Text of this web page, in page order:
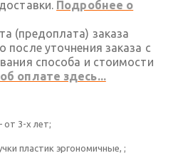
Подробнее о
(предоплата) заказа
после уточнения заказа с
способа и стоимости
оплате здесь...
3-х лет;
пластик эргономичные, ;